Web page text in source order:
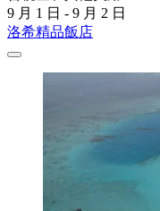
9 月 1 日 - 9 月 2 日
洛希精品飯店